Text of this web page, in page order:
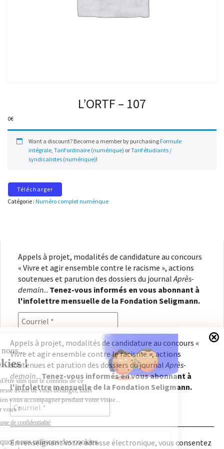
L’ORTF – 107
0€
Want a discount? Become a member by purchasing Formule
intégrale, Tarif ordinaire (numérique) orTarif étudiants /
syndicalistes (numérique)!
Télécharger
Catégorie : Numéro complet numérique
Appels à projet, modalités de candidature au concours
« Vivre et agir ensemble contre le racisme », actions
soutenues et parution des dossiers du journal Après-
demain... Tenez-vous informés en vous abonnant à
l'infolettre mensuelle de la Fondation Seligmann.
En renseignant votre adresse électronique, vous
consentez à recevoir l'infolettre de la Fondation
Seligmann, conformément à notrepolitique de
confidentialité. Il vous sera possible de vous
désabonner à tout moment.
Appels à projet, modalités de candidature au concours «
Vivre et agir ensemble contre le racisme », actions
soutenues et parution des dossiers du journalAprès-
demain...Tenez-vous informés en vous abonnant à
l'infolettre mensuelle de la Fondation Seligmann.
En renseignant votre adresse électronique, vous consentez